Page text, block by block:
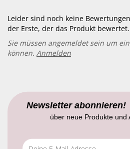
Leider sind noch keine
der Erste, der das Produkt bewertet.
Sie müssen angemeldet sein um
können. Anmelden
Newsletter abonnieren!
über neue Produkte und